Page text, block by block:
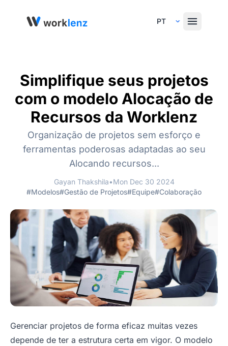
Select Language
Simplifique seus projetos
com o modelo Alocação de
Recursos da Worklenz
Organização de projetos sem esforço e
ferramentas poderosas adaptadas ao seu
Alocando recursos...
Gayan Thakshila•Mon Dec 30 2024
#Modelos#Gestão de Projetos#Equipe#Colaboração
Gerenciar projetos de forma eficaz muitas vezes
depende de ter a estrutura certa em vigor. O modelo